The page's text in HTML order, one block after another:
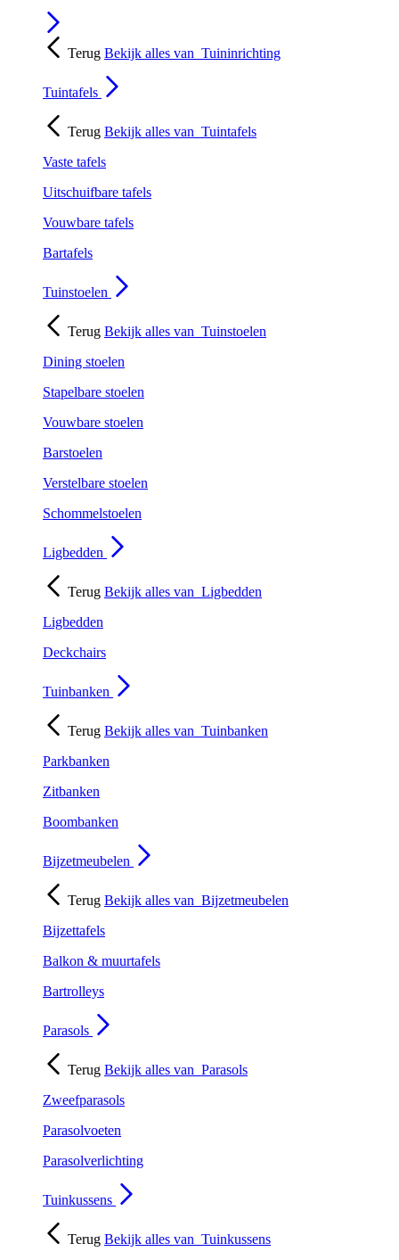
Terug Bekijk alles van Tuininrichting
Tuintafels
Terug Bekijk alles van Tuintafels
Vaste tafels
Uitschuifbare tafels
Vouwbare tafels
Bartafels
Tuinstoelen
Terug Bekijk alles van Tuinstoelen
Dining stoelen
Stapelbare stoelen
Vouwbare stoelen
Barstoelen
Verstelbare stoelen
Schommelstoelen
Ligbedden
Terug Bekijk alles van Ligbedden
Ligbedden
Deckchairs
Tuinbanken
Terug Bekijk alles van Tuinbanken
Parkbanken
Zitbanken
Boombanken
Bijzetmeubelen
Terug Bekijk alles van Bijzetmeubelen
Bijzettafels
Balkon & muurtafels
Bartrolleys
Parasols
Terug Bekijk alles van Parasols
Zweefparasols
Parasolvoeten
Parasolverlichting
Tuinkussens
Terug Bekijk alles van Tuinkussens